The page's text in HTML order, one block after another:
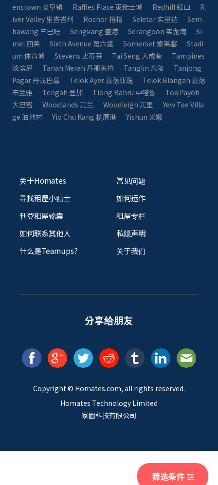
筛选条件
enstown 女皇镇
Raffles Place 萊佛士城 Redhill 紅山
R
iver Valley 里峇峇利
Rochor 梧槽 Seletar 实里达
Sem
bawang 三巴旺
Sengkang 盛港 Serangoon 实龙崗
Si
mei 四美
Sixth Avenue 第六道 Somerset 索美塞
Stadi
um 体育城
Stevens 史蒂芬 Tai Seng 大成巷
Tampines
淡滨尼
Tanah Merah 丹那美拉 Tanglin 东陵
Tanjong
Pagar 丹戎巴葛
Telok Ayer 直落亚逸
Telok Blangah 直落
布兰雅
Tengah 登加 Tiong Bahru 中嗒鲁
Toa Payoh
大巴窑
Woodlands 兀兰 Woodleigh 兀里
Yew Tee Villa
ge 油池村
Yio Chu Kang 杨厝港 Yishun 义顺
关于Homates
寻找租屋小贴士
刊登租屋锦囊
如何联系其他人
什么是Teamups?
常见问题
如何运作
租屋专栏
私隠声明
关于我们
分享给朋友
Copyright © Homates.com, all rights reserved.
Homates Technology Limited
家園科技有限公司